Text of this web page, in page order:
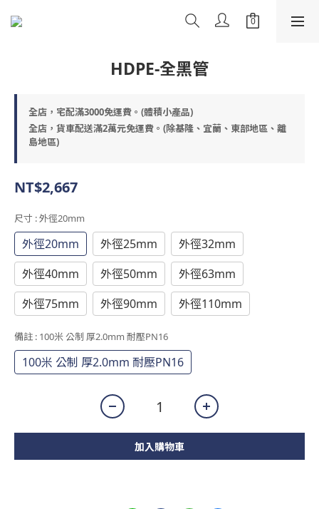
HDPE-全黑管
全店，宅配滿3000免運費。(體積小產品)
全店，貨車配送滿2萬元免運費。(除基隆、宜蘭、東部地區、離
島地區)
NT$2,667
尺寸 : 外徑20mm
外徑20mm 外徑25mm
外徑32mm
外徑40mm
外徑50mm
外徑63mm
外徑75mm
外徑90mm 外徑110mm
備註 : 100米 公制 厚2.0mm 耐壓PN16
100米 公制 厚2.0mm 耐壓PN16
加入購物車